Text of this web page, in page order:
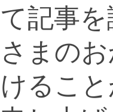
て記事
さまの
けるこ